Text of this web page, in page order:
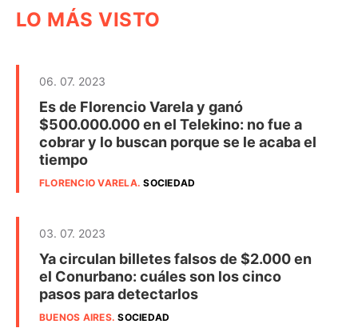
LO MÁS VISTO
06. 07. 2023
Es de Florencio Varela y ganó
$500.000.000 en el Telekino: no fue a
cobrar y lo buscan porque se le acaba el
tiempo
FLORENCIO VARELA.SOCIEDAD
03. 07. 2023
Ya circulan billetes falsos de $2.000 en
el Conurbano: cuáles son los cinco
pasos para detectarlos
BUENOS AIRES.SOCIEDAD